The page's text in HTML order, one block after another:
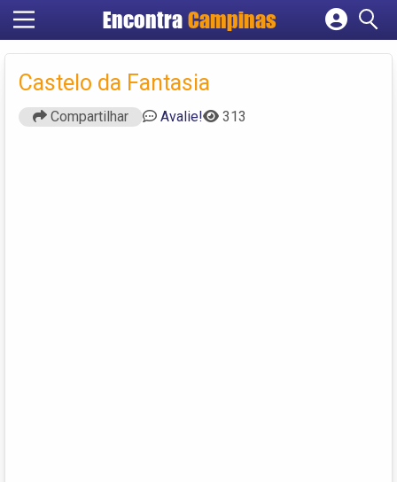
Encontra Campinas
Cadastrar empresa
Criar conta
Castelo da Fantasia
Compartilhar Avalie! 313